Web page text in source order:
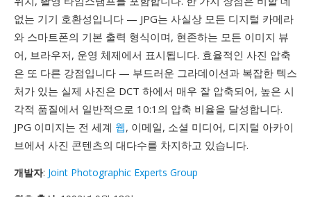
없는 기기 호환성입니다 — JPG는 사실상 모든 디지털 카메라
와 스마트폰의 기본 출력 형식이며, 현존하는 모든 이미지 뷰
어, 브라우저, 운영 체제에서 표시됩니다. 효율적인 사진 압축
은 또 다른 강점입니다 — 부드러운 그라데이션과 복잡한 텍스
처가 있는 실제 사진은 DCT 하에서 매우 잘 압축되어, 높은 시
각적 품질에서 일반적으로 10:1의 압축 비율을 달성합니다.
JPG 이미지는 전 세계 웹, 이메일, 소셜 미디어, 디지털 아카이
브에서 사진 콘텐츠의 대다수를 차지하고 있습니다.
개발자: Joint Photographic Experts Group